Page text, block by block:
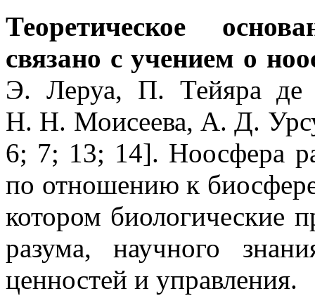
Теоретическое
связано с учением о
Э. Леруа, П. Тейяра де
Н. Н. Моисеева, А. Д.
6; 7; 13; 14]. Ноосфера
по отношению к
котором биологические
разума, научного
ценностей и управления.